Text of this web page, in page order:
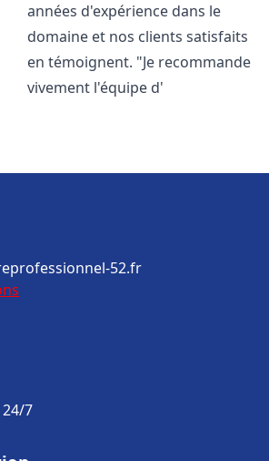
années d'expérience dans le
domaine et nos clients satisfaits
en témoignent. "Je recommande
vivement l'équipe d'
52.fr
7